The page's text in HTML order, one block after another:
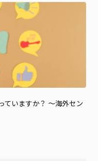
ていますか？ ～海外セン